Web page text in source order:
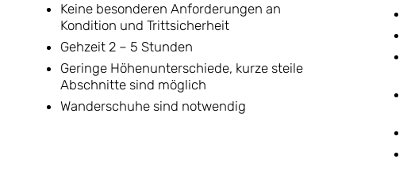
Keine besonderen Anforderungen an
Kondition und Trittsicherheit
Gehzeit 2 – 5 Stunden
Geringe Höhenunterschiede, kurze steile
Abschnitte sind möglich
Wanderschuhe sind notwendig